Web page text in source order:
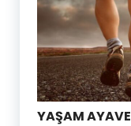
YAŞAM